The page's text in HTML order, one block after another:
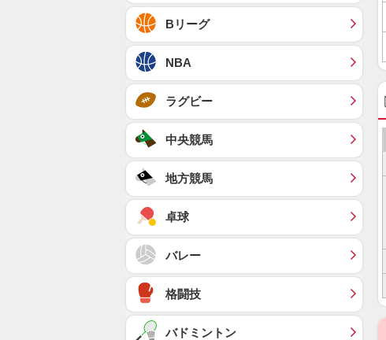
Bリーグ
NBA
ラグビー
中央競馬
地方競馬
卓球
バレー
格闘技
バドミントン